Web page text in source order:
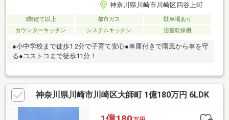
神奈川県川崎市川崎区四谷上町
3階建て以上 都市ガス
駐車場あり
カウンターキッチン
システムキッチン 浴室乾燥機
●小中学校まで徒歩1.2分で子育て安心●車庫付きで雨風から車を守
る●コストコまで徒歩11分！
神奈川県川崎市川崎区大師町 1億180万円 6LDK